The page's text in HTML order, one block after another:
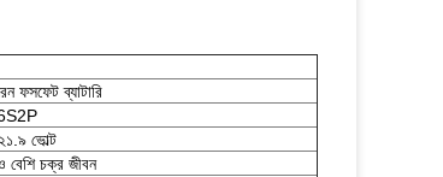
ফসফেট ব্যাটারি
ভোল্ট
চক্র জীবন